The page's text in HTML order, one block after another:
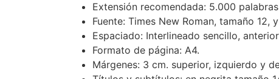
Extensión recomendada: 5.000
Fuente: Times New Roman, tamaño 12,
Espaciado: Interlineado sencillo,
Formato de página: A4.
Márgenes: 3 cm. superior, izquierdo y